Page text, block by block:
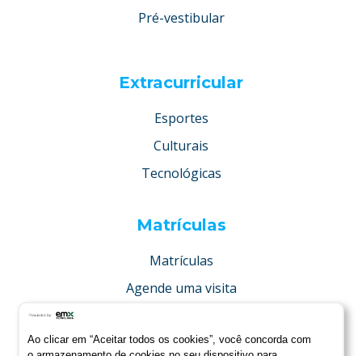
Pré-vestibular
Extracurricular
Esportes
Culturais
Tecnológicas
Matrículas
Matrículas
Agende uma visita
Condições especiais
Ao clicar em “Aceitar todos os cookies”, você concorda com